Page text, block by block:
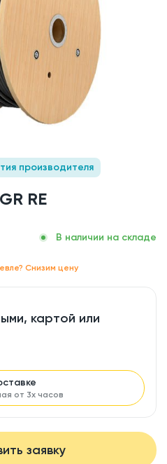
производителя
RE
В наличии на складе
Снизим цену
заявку
картой или
от 3х часов